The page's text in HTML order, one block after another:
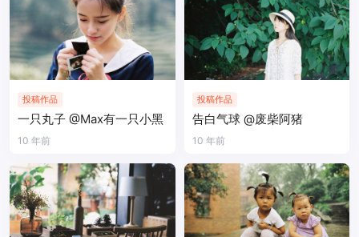
投稿作品
一只丸子 @Max有一只小黑
10 年前
投稿作品
告白气球 @废柴阿猪
10 年前